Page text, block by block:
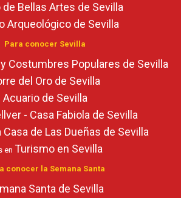
Bellas Artes de Sevilla
Arqueológico de Sevilla
Para conocer Sevilla
Costumbres Populares de Sevilla
del Oro de Sevilla
Acuario de Sevilla
- Casa Fabiola de Sevilla
Casa de Las Dueñas de Sevilla
en Turismo en Sevilla
conocer la Semana Santa
Santa de Sevilla